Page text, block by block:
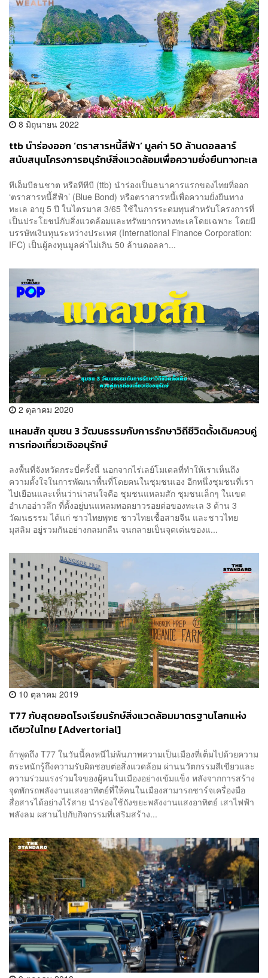
8 มิถุนายน 2022
ttb นำร่องออก ‘ตราสารหนี้สีฟ้า’ มูลค่า 50 ล้านดอลลาร์
สนับสนุนโครงการอนุรักษ์สิ่งแวดล้อมเพื่อความยั่งยืนทางทะเล
ทีเอ็มบีธนชาต หรือทีทีบี (ttb) นำร่องเป็นธนาคารแรกของไทยที่ออก
‘ตราสารหนี้สีฟ้า’ (Blue Bond) หรือตราสารหนี้เพื่อความยั่งยืนทาง
ทะเล อายุ 5 ปี ในไตรมาส 3/65 ใช้ในการระดมทุนสำหรับโครงการที่
เป็นประโยชน์กับสิ่งแวดล้อมและทรัพยากรทางทะเลโดยเฉพาะ โดยมี
บรรษัทเงินทุนระหว่างประเทศ (International Finance Corporation:
IFC) เป็นผู้ลงทุนมูลค่าไม่เกิน 50 ล้านดอลลา...
2 ตุลาคม 2020
แหลมสัก ชุมชน 3 วัฒนธรรมกับการรักษาวิถีชีวิตดั้งเดิมควบคู่
การท่องเที่ยวเชิงอนุรักษ์
ลงพื้นที่จังหวัดกระบี่ครั้งนี้ นอกจากไร่เลย์โมเดลที่ทำให้เราเห็นถึง
ความตั้งใจในการพัฒนาพื้นที่โดยคนในชุมชนเอง อีกหนึ่งชุมชนที่เรา
ไปเยือนและเห็นว่าน่าสนใจคือ ชุมชนแหลมสัก ชุมชนเล็กๆ ในเขต
อำเภออ่าวลึก ที่ตั้งอยู่บนแหลมทอดยาวรอยต่อของทะเล 3 ด้าน 3
วัฒนธรรม ได้แก่ ชาวไทยพุทธ ชาวไทยเชื้อสายจีน และชาวไทย
มุสลิม อยู่รวมกันอย่างกลมกลืน จนกลายเป็นจุดเด่นของแ...
10 ตุลาคม 2019
T77 กับสุดยอดโรงเรียนรักษ์สิ่งแวดล้อมมาตรฐานโลกแห่ง
เดียวในไทย [Advertorial]
ถ้าพูดถึง T77 ในวันนี้คงหนีไม่พ้นภาพความเป็นเมืองที่เต็มไปด้วยความ
ตระหนักรู้ถึงความรับผิดชอบต่อสิ่งแวดล้อม ผ่านนวัตกรรมสีเขียวและ
ความร่วมแรงร่วมใจของผู้คนในเมืองอย่างเข้มแข็ง หลังจากการสร้าง
จุดพักรถพลังงานแสงอาทิตย์ที่ให้คนในเมืองสามารถชาร์จเครื่องมือ
สื่อสารได้อย่างไร้สาย นำร่องใช้ถังขยะพลังงานแสงอาทิตย์ เสาไฟฟ้า
พลังลม ผสานไปกับกิจกรรมที่เสริมสร้าง...